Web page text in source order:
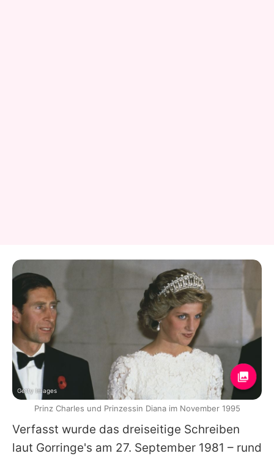
Verfasst wurde das dreiseitige Schreiben
laut Gorringe's am 27. September 1981 – rund
Getty Images
Prinz Charles und Prinzessin Diana im November 1995